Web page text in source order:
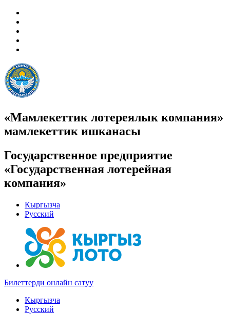
«Мамлекеттик лотереялык компания»
мамлекеттик ишканасы
Государственное предприятие
«Государственная лотерейная
компания»
Кыргызча
Русский
Билеттерди онлайн сатуу
Кыргызча
Русский